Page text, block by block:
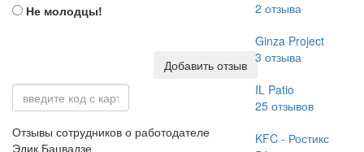
Не молодцы!
Добавить отзыв
Отзывы сотрудников о работодателе
Эдик Бацвадзе
2 отзыва
Ginza Project
3 отзыва
IL Patio
25отзывов
KFC - Ростикс